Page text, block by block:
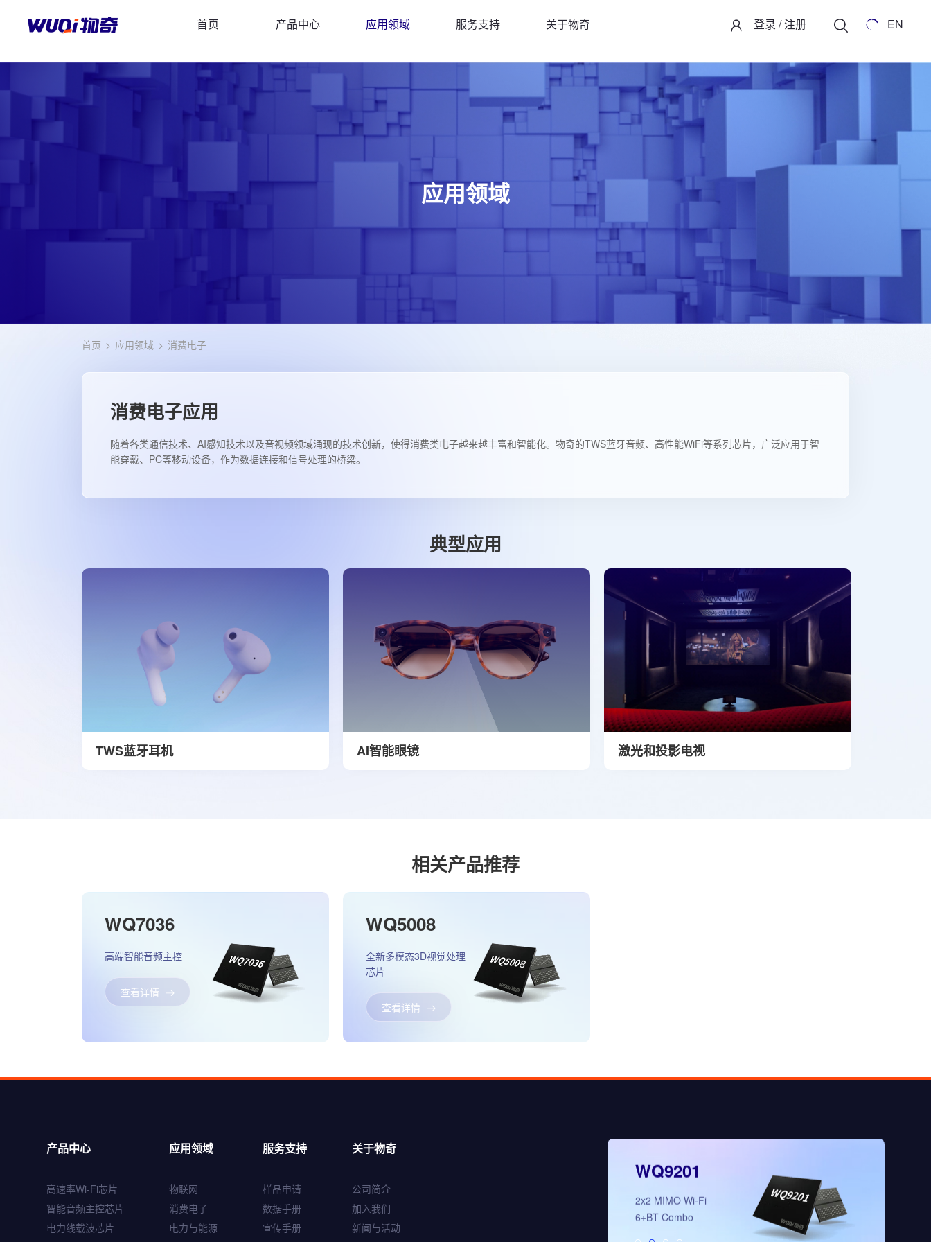
首页 产品中心 应用领域 服务支持 关于物奇 登录 / 注册 EN
应用领域
首页 > 应用领域 > 消费电子
消费电子应用
随着各类通信技术、AI感知技术以及音视频领域涌现的技术创新，使得消费类电子越来越丰富和智能化。物奇的TWS蓝牙音频、高性能WiFi等系列芯片，广泛应用于智
能穿戴、PC等移动设备，作为数据连接和信号处理的桥梁。
典型应用
TWS蓝牙耳机 AI智能眼镜 激光和投影电视
相关产品推荐
WQ7036
高端智能音频主控
查看详情
WQ5008
全新多模态3D视觉处理
芯片
查看详情
产品中心
高速率Wi-Fi芯片
智能音频主控芯片
电力线载波芯片
应用领域
物联网
消费电子
电力与能源
服务支持
样品申请
数据手册
宣传手册
关于物奇
公司简介
加入我们
新闻与活动
WQ9201
2x2 MIMO Wi-Fi
6+BT Combo